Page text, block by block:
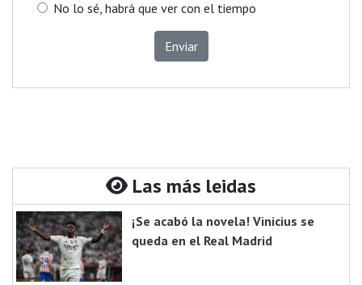
No lo sé, habrá que ver con el tiempo
Enviar
Las más leidas
¡Se acabó la novela! Vinicius se
queda en el Real Madrid